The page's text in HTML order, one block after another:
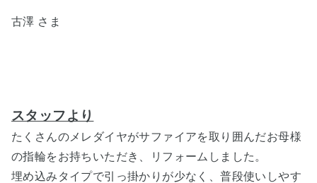
古澤 さま
スタッフより
たくさんのメレダイヤがサファイアを取り囲んだお母様
の指輪をお持ちいただき、リフォームしました。
埋め込みタイプで引っ掛かりが少なく、普段使いしやす